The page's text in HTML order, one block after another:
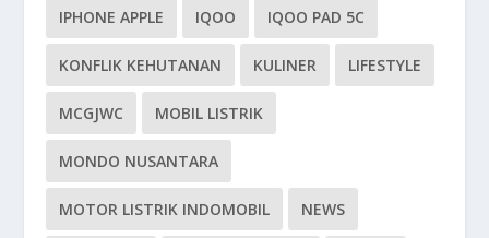
IPHONE APPLE IQOO IQOO PAD 5C
KONFLIK KEHUTANAN KULINER LIFESTYLE
MCGJWC MOBIL LISTRIK
MONDO NUSANTARA
MOTOR LISTRIK INDOMOBIL NEWS